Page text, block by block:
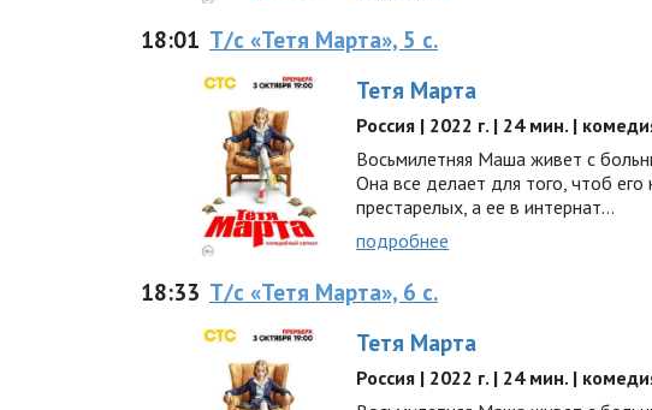
18:01 Т/с «Тетя Марта», 5 с.
Тетя Марта
Россия | 2022 г. | 24 мин. |
Восьмилетняя Маша живет с
Она все делает для того, чтоб
престарелых, а ее в интернат…
подробнее
18:33 Т/с «Тетя Марта», 6 с.
Тетя Марта
Россия | 2022 г. | 24 мин. |